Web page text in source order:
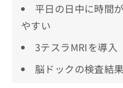
平日の日中に時間
やすい
3テスラMRIを導入
脳ドックの検査結